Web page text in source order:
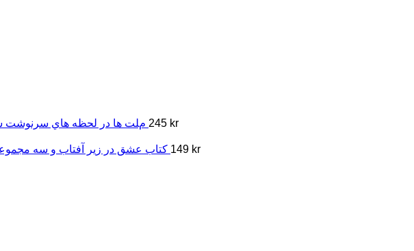
مﻠﺖ ﻫﺎ در ﻟﺤﻈﻪ ﻫﺎي ﺳﺮﻧﻮﺷﺖ 245 kr
کتاب عشق در زیر آفتاب و سه 149 kr